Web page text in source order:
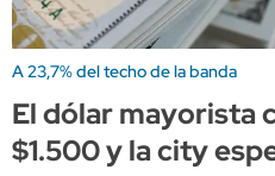
A 23,7% del techo de la banda
El dólar mayorista
$1.500 y la city